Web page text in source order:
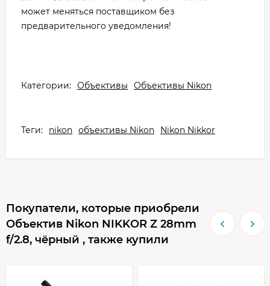
может меняться поставщиком без
предварительного уведомления!
Категории: Объективы Объективы Nikon
Теги: nikon объективы Nikon Nikon Nikkor
Покупатели, которые приобрели
Объектив Nikon NIKKOR Z 28mm
f/2.8, чёрный , также купили